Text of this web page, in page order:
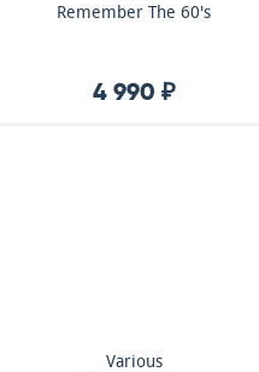
Remember The 60's
4 990 ₽
Various